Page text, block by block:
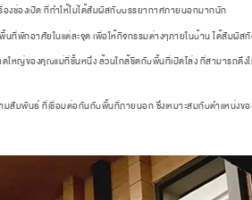
งช่องเปิด ที่ทำให้ไม่ได้สัมผัสกับบรรยากาศภายนอกมากนัก
พักอาศัยในแต่ละจุด เพื่อให้กิจกรรมต่างๆภายในบ้าน ได้สัมผัส
ญ่ของคุณแม่ที่ชั้นหนึ่ง ล้วนใกล้ชิดกับพื้นที่เปิดโล่ง ที่สามารถดึง
มพันธ์ ที่เชื่อมต่อกันกับพื้นที่ภายนอก ซึ่งเหมาะสมกับตำแหน่งของ